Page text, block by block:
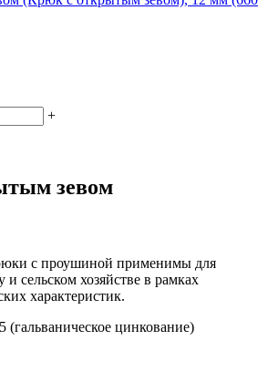
+
зевом
с проушиной применимы для
и сельском хозяйстве в рамках
характеристик.
(гальваническое цинкование)